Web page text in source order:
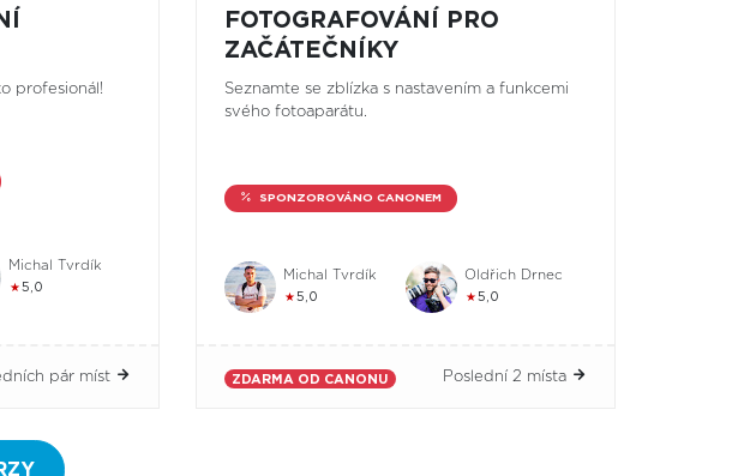
profesionál!
Michal Tvrdík
★ 5,0
pár míst
FOTOGRAFOVÁNÍ PRO
ZAČÁTEČNÍKY
Seznamte se zblízka s nastavením a funkcemi
svého fotoaparátu.
SPONZOROVÁNO CANONEM
Michal Tvrdík
★ 5,0
Oldřich Drnec
★ 5,0
ZDARMA OD CANONU Poslední 2 místa